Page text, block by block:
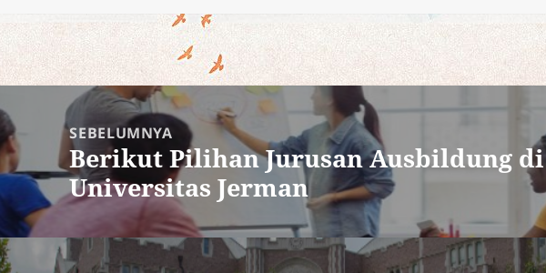
Navigasi
pos
SEBELUMNYA
Pos
sebelumnya:
Berikut Pilihan Jurusan Ausbildung di
Universitas Jerman